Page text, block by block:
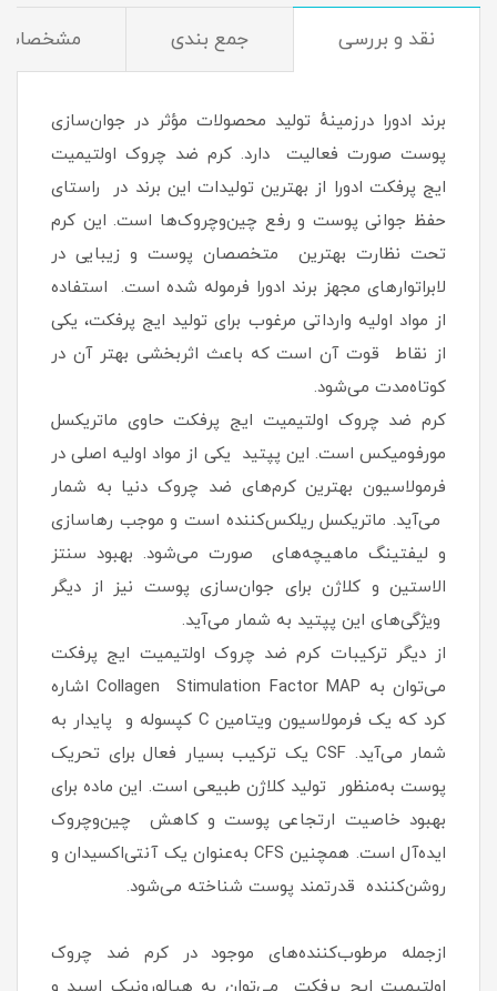
نقد و بررسی جمع بندی مشخصات
برند ادورا درزمینهٔ تولید محصولات مؤثر در جوان‌سازی
پوست صورت فعالیت دارد. کرم ضد چروک اولتیمیت
ایج پرفکت ادورا از بهترین تولیدات این برند در راستای
حفظ جوانی پوست و رفع چین‌وچروک‌ها است. این کرم
تحت نظارت بهترین متخصصان پوست و زیبایی در
لابراتوارهای مجهز برند ادورا فرموله شده است. استفاده
از مواد اولیه وارداتی مرغوب برای تولید ایج پرفکت، یکی
از نقاط قوت آن است که باعث اثربخشی بهتر آن در
کوتاه‌مدت می‌شود.
کرم ضد چروک اولتیمیت ایج پرفکت حاوی ماتریکسل
مورفومیکس است. این پپتید یکی از مواد اولیه اصلی در
فرمولاسیون بهترین کرم‌های ضد چروک دنیا به شمار
می‌آید. ماتریکسل ریلکس‌کننده است و موجب رهاسازی
و لیفتینگ ماهیچه‌های صورت می‌شود. بهبود سنتز
الاستین و کلاژن برای جوان‌سازی پوست نیز از دیگر
ویژگی‌های این پپتید به شمار می‌آید.
از دیگر ترکیبات کرم ضد چروک اولتیمیت ایج پرفکت
می‌توان به Collagen Stimulation Factor MAP اشاره
کرد که یک فرمولاسیون ویتامین C کپسوله و پایدار به
شمار می‌آید. CSF یک ترکیب بسیار فعال برای تحریک
پوست به‌منظور تولید کلاژن طبیعی است. این ماده برای
بهبود خاصیت ارتجاعی پوست و کاهش چین‌وچروک
ایده‌آل است. همچنین CFS به‌عنوان یک آنتی‌اکسیدان و
روشن‌کننده قدرتمند پوست شناخته می‌شود.
ازجمله مرطوب‌کننده‌های موجود در کرم ضد چروک